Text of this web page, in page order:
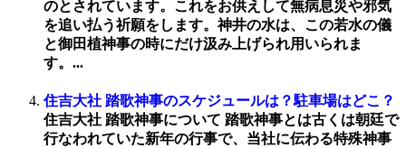
のとされています。これをお供えして無病息災や邪気
を追い払う祈願をします。神井の水は、この若水の儀
と御田植神事の時にだけ汲み上げられ用いられま
す。...
住吉大社 踏歌神事のスケジュールは？駐車場はどこ？
住吉大社 踏歌神事について 踏歌神事とは古くは朝廷で
行なわれていた新年の行事で、当社に伝わる特殊神事